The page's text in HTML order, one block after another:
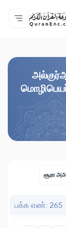
முகப்பு
Audio
வேலைத்
மொழி
சூரா
பக்க எண்: 265